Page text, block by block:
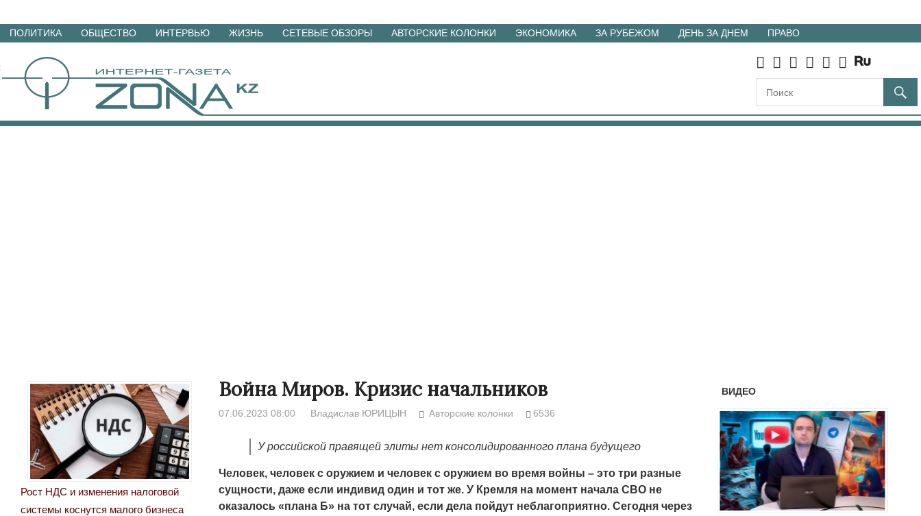
Перейти
материалам
ПОЛИТИКА ОБЩЕСТВО ИНТЕРВЬЮ ЖИЗНЬ СЕТЕВЫЕ ОБЗОРЫ АВТОРСКИЕ КОЛОНКИ ЭКОНОМИКА ЗА РУБЕЖОМ ДЕНЬ ЗА ДНЕМ ПРАВО
Война Миров. Кризис начальников
07.06.2023 08:00 Владислав ЮРИЦЫН Авторские колонки 6536
У российской правящей элиты нет консолидированного плана будущего
Человек, человек с оружием и человек с оружием во время войны – это три разные
сущности, даже если индивид один и тот же. У Кремля на момент начала СВО не
оказалось «плана Б» на тот случай, если дела пойдут неблагоприятно. Сегодня через
Рост НДС и изменения налоговой
системы коснутся малого бизнеса
ВИДЕО